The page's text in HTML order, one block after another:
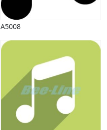
A5008